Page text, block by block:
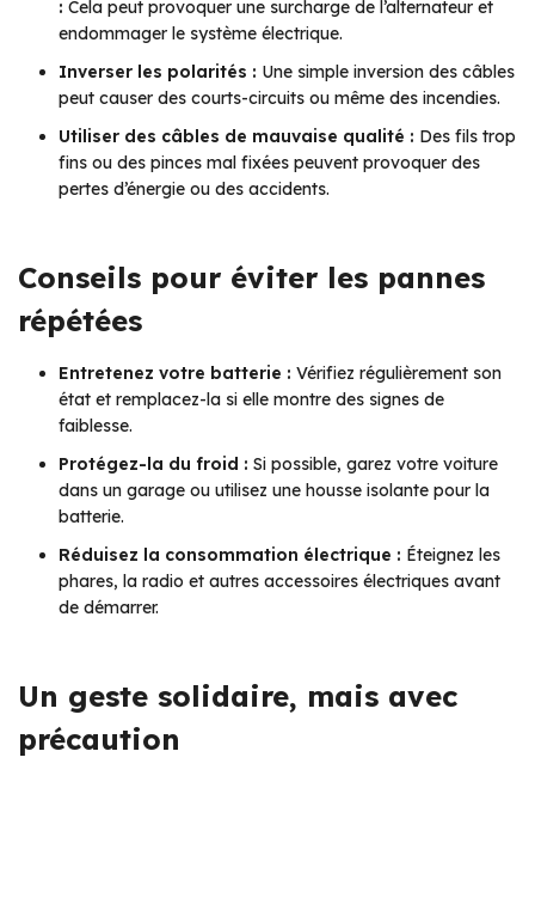
: Cela peut provoquer une surcharge de l’alternateur et
endommager le système électrique.
Inverser les polarités : Une simple inversion des câbles
peut causer des courts-circuits ou même des incendies.
Utiliser des câbles de mauvaise qualité : Des fils trop
fins ou des pinces mal fixées peuvent provoquer des
pertes d’énergie ou des accidents.
Conseils pour éviter les pannes
répétées
Entretenez votre batterie : Vérifiez régulièrement son
état et remplacez-la si elle montre des signes de
faiblesse.
Protégez-la du froid : Si possible, garez votre voiture
dans un garage ou utilisez une housse isolante pour la
batterie.
Réduisez la consommation électrique : Éteignez les
phares, la radio et autres accessoires électriques avant
de démarrer.
Un geste solidaire, mais avec
précaution